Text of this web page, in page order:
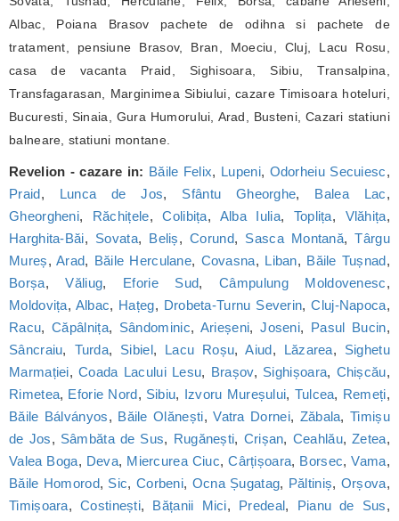
Albac, Poiana Brasov pachete de odihna si pachete de
tratament, pensiune Brasov, Bran, Moeciu, Cluj, Lacu Rosu,
casa de vacanta Praid, Sighisoara, Sibiu, Transalpina,
Transfagarasan, Marginimea Sibiului, cazare Timisoara hoteluri,
Bucuresti, Sinaia, Gura Humorului, Arad, Busteni, Cazari statiuni
balneare, statiuni montane.
Revelion - cazare in: Băile Felix, Lupeni, Odorheiu Secuiesc,
Praid, Lunca de Jos, Sfântu Gheorghe, Balea Lac,
Gheorgheni, Răchițele,Colibița, Alba Iulia, Toplița, Vlăhița,
Harghita-Băi, Sovata, Beliș,Corund, Sasca Montană,Târgu
Mureș, Arad, Băile Herculane, Covasna, Liban, Băile Tușnad,
Borșa,Văliug, Eforie Sud,Câmpulung Moldovenesc,
Moldovița, Albac, Hațeg, Drobeta-Turnu Severin,Cluj-Napoca,
Racu,Căpâlnița, Sândominic, Arieșeni,Joseni, Pasul Bucin,
Sâncraiu, Turda, Sibiel, Lacu Roșu,Aiud, Lăzarea, Sighetu
Marmației,Coada Lacului Lesu, Brașov, Sighișoara, Chișcău,
Rimetea, Eforie Nord, Sibiu, Izvoru Mureșului, Tulcea, Remeți,
Băile Bálványos, Băile Olănești,Vatra Dornei, Zăbala,Timișu
de Jos, Sâmbăta de Sus, Rugănești, Crișan, Ceahlău,Zetea,
Valea Boga, Deva, Miercurea Ciuc,Cârțișoara, Borsec,Vama,
Băile Homorod, Sic, Corbeni, Ocna Șugatag, Păltiniș, Orșova,
Timișoara,Costinești, Bățanii Mici, Predeal, Pianu de Sus,